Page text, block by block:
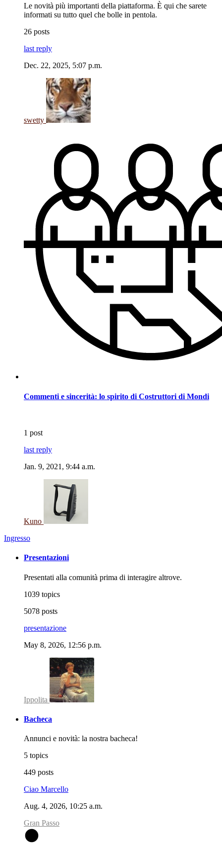
Le novità più importanti della piattaforma. È qui che sarete
informati su tutto quel che bolle in pentola.
26 posts
last reply
Dec. 22, 2025, 5:07 p.m.
swetty
Commenti e sincerità: lo spirito di Costruttori di Mondi
1 post
last reply
Jan. 9, 2021, 9:44 a.m.
Kuno
Ingresso
Presentazioni
Presentati alla comunità prima di interagire altrove.
1039 topics
5078 posts
presentazione
May 8, 2026, 12:56 p.m.
Ippolita
Bacheca
Annunci e novità: la nostra bacheca!
5 topics
449 posts
Ciao Marcello
Aug. 4, 2026, 10:25 a.m.
Gran Passo